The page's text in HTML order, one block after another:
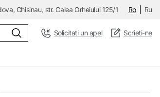
Chisinau, str. Calea Orheiului 125/1 Ro Ru
Solicitati un apel Scrieti-ne